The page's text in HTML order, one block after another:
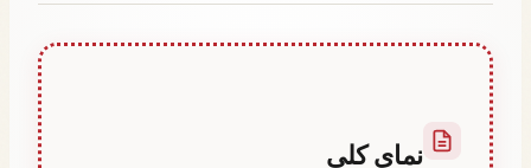
نمای کلی